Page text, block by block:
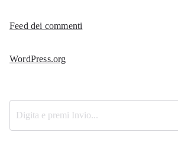
Feed dei commenti
WordPress.org